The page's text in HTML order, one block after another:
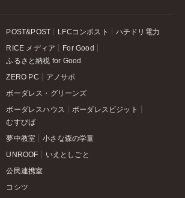
POST&POST LFCコンポスト ハチドリ電力
RICE メディア
For Good
ふるさと納税 for Good
ZERO PC アノサポ
ボーダレス・グリーンズ
ボーダレスハウス
ボーダレスビジット
むすびば
夢中教室 小さな森の学童
UNROOF いえとしごと
公民連携室
コシツ